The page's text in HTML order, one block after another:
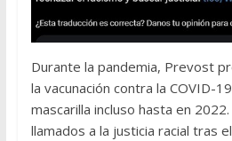
Durante la pandemia, Prevost
la vacunación contra la COVID-
mascarilla incluso hasta en
llamados a la justicia racial tras